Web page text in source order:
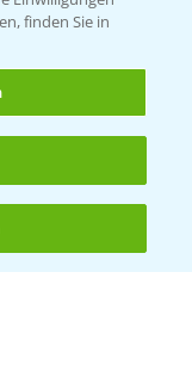
finden Sie in